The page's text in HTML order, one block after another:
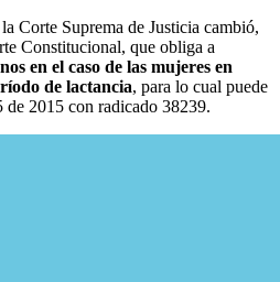
Corte Suprema de Justicia cambió,
Constitucional, que obliga a
en el caso de las mujeres en
de lactancia, para lo cual puede
de 2015 con radicado 38239.